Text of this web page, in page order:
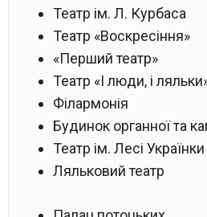
Театр ім. Л. Курбаса
Театр «Воскресіння»
«Перший театр»
Театр «І люди, і
Філармонія
Будинок органної та
Театр ім. Лесі Українки
Ляльковий театр